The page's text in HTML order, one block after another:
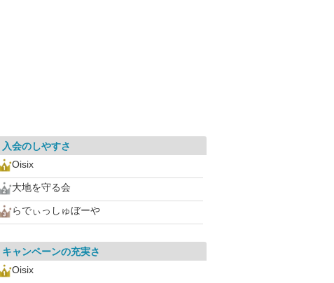
入会のしやすさ
Oisix
大地を守る会
らでぃっしゅぼーや
キャンペーンの充実さ
Oisix